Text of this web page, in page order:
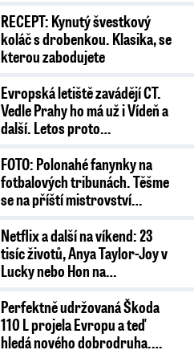
RECEPT: Kynutý švestkový
koláč s drobenkou. Klasika, se
kterou zabodujete
Evropská letiště zavádějí CT.
Vedle Prahy ho má už i Vídeň a
další. Letos proto…
FOTO: Polonahé fanynky na
fotbalových tribunách. Těšme
se na příští mistrovství…
Netflix a další na víkend: 23
tisíc životů, Anya Taylor-Joy v
Lucky nebo Hon na…
Perfektně udržovaná Škoda
110 L projela Evropu a teď
hledá nového dobrodruha.…